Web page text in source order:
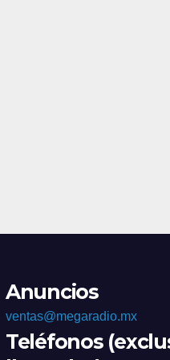
Anuncios
ventas@megaradio.mx
Teléfonos